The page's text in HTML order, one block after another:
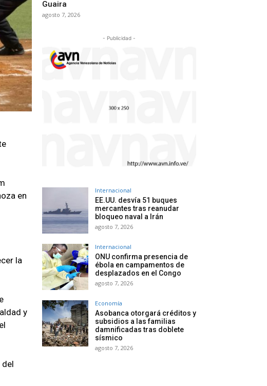
en
la
y
del
Guaira
agosto 7, 2026
- Publicidad -
Internacional
EE.UU. desvía 51 buques
mercantes tras reanudar
bloqueo naval a Irán
agosto 7, 2026
Internacional
ONU confirma presencia de
ébola en campamentos de
desplazados en el Congo
agosto 7, 2026
Economía
Asobanca otorgará créditos y
subsidios a las familias
damnificadas tras doblete
sísmico
agosto 7, 2026